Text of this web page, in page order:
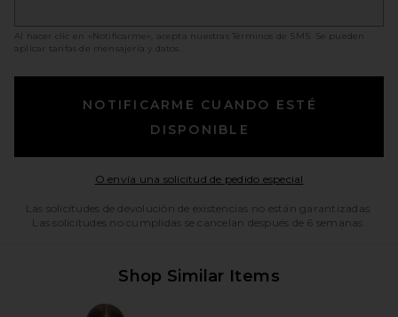
Al hacer clic en «Notificarme», acepta nuestras Términos de SMS
. Se pueden
aplicar tarifas de mensajería y datos.
NOTIFICARME CUANDO ESTÉ
DISPONIBLE
O envía una solicitud de pedido especial
Las solicitudes de devolución de existencias no están garantizadas.
Las solicitudes no cumplidas se cancelan después de 6 semanas.
Shop Similar Items